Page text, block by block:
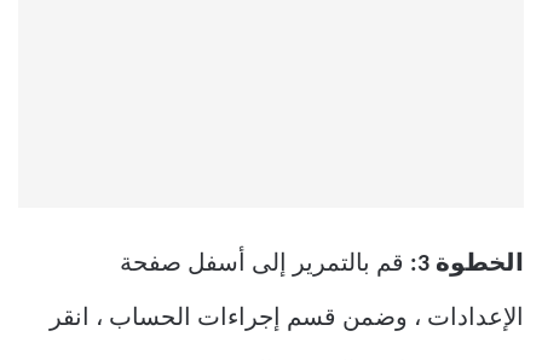
الخطوة 3: قم بالتمرير إلى أسفل صفحة
الإعدادات ، وضمن قسم إجراءات الحساب ، انقر